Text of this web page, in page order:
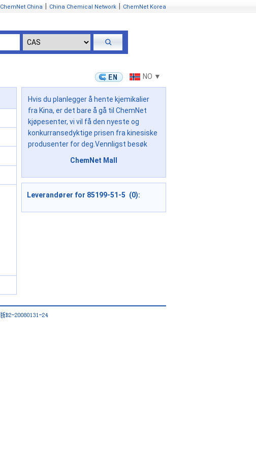
ChemNet China China Chemical Network ChemNet Korea
NO ▼
Hvis du planlegger å hente kjemikalier
fra Kina, er det bare å gå til ChemNet
kjøpesenter, vi vil få den nyeste og
konkurransedyktige prisen fra kinesiske
produsenter for deg.Vennligst besøk
ChemNet Mall
Leverandører for 85199-51-5 (0):